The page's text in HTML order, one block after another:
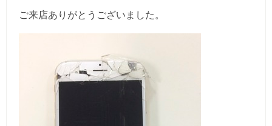
ご来店ありがとうございました。